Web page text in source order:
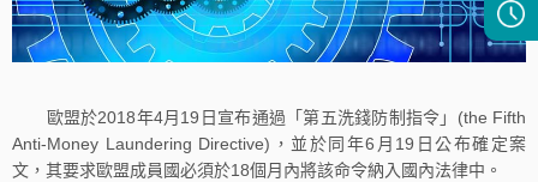
歐盟於2018年4月19日宣布通過「第五洗錢防制指令」(the Fifth
Anti-Money Laundering Directive)，並於同年6月19日公布確定案
文，其要求歐盟成員國必須於18個月內將該命令納入國內法律中。